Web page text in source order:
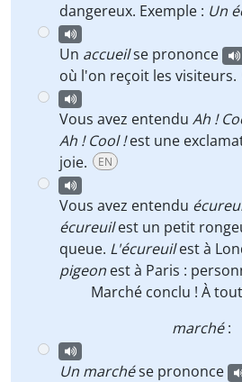
dangereux. Exemple : Un
Un accueilse prononce
où l'on reçoit les visiteurs.
Vous avez entendu Ah !
Ah ! Cool !est une
joie.
EN
Vous avez entendu
écureuilest un petit
queue. L'écureuilest à
pigeon est à Paris :
Marché conclu ! À
marché:
Un marchése prononce